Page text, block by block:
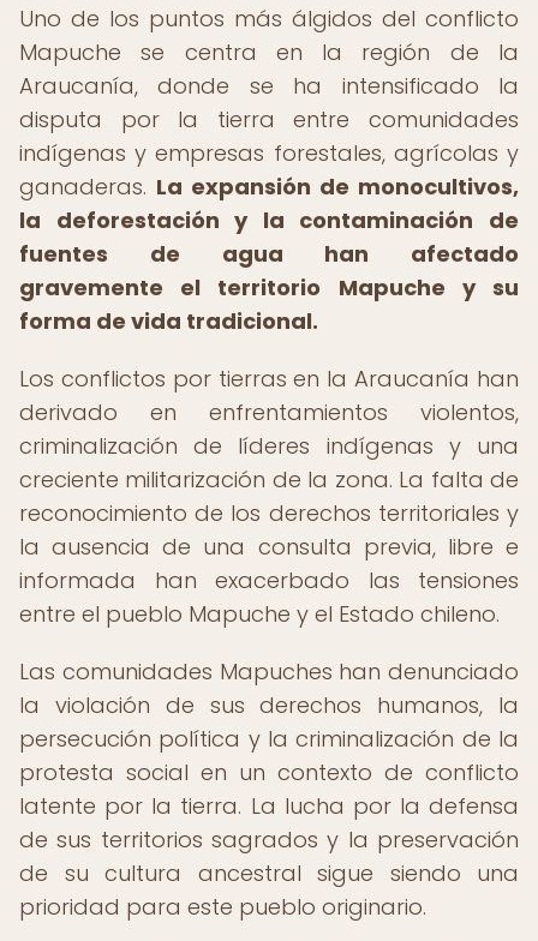
Uno de los puntos más álgidos del conflicto
Mapuche se centra en la región de la
Araucanía, donde se ha intensificado la
disputa por la tierra entre comunidades
indígenas y empresas forestales, agrícolas y
ganaderas. La expansión de monocultivos,
la deforestación y la contaminación de
fuentes de agua han afectado
gravemente el territorio Mapuche y su
forma de vida tradicional.
Los conflictos por tierras en la Araucanía han
derivado en enfrentamientos violentos,
criminalización de líderes indígenas y una
creciente militarización de la zona. La falta de
reconocimiento de los derechos territoriales y
la ausencia de una consulta previa, libre e
informada han exacerbado las tensiones
entre el pueblo Mapuche y el Estado chileno.
Las comunidades Mapuches han denunciado
la violación de sus derechos humanos, la
persecución política y la criminalización de la
protesta social en un contexto de conflicto
latente por la tierra. La lucha por la defensa
de sus territorios sagrados y la preservación
de su cultura ancestral sigue siendo una
prioridad para este pueblo originario.